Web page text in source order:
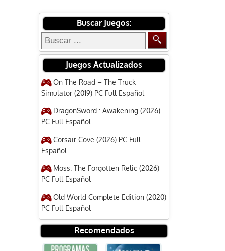
Buscar Juegos:
Juegos Actualizados
On The Road – The Truck
Simulator (2019) PC Full Español
DragonSword : Awakening (2026)
PC Full Español
Corsair Cove (2026) PC Full
Español
Moss: The Forgotten Relic (2026)
PC Full Español
Old World Complete Edition (2020)
PC Full Español
Recomendados